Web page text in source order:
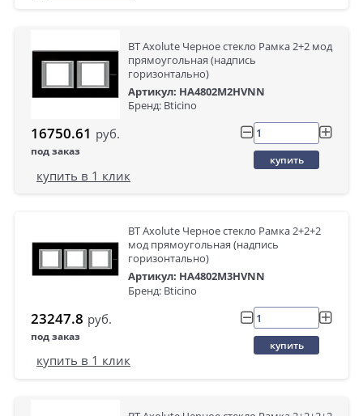
BT Axolute Черное стекло Рамка 2+2 мод
прямоугольная (надпись
горизонтально)
Артикул: HA4802M2HVNN
Бренд: Bticino
16750.61 руб.
под заказ
купить
купить в 1 клик
BT Axolute Черное стекло Рамка 2+2+2
мод прямоугольная (надпись
горизонтально)
Артикул: HA4802M3HVNN
Бренд: Bticino
23247.8 руб.
под заказ
купить
купить в 1 клик